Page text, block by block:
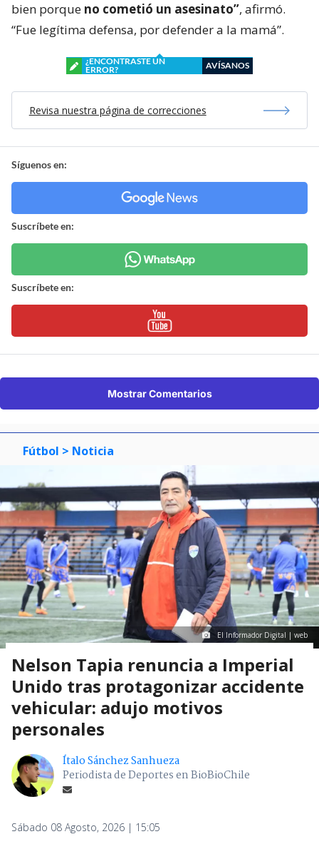
bien porque no cometió un asesinato”, afirmó.
“Fue legítima defensa, por defender a la mamá”.
¿ENCONTRASTE UN
ERROR?
AVÍSANOS
Revisa nuestra página de correcciones
Síguenos en:
Suscríbete en:
Suscríbete en:
Mostrar Comentarios
Fútbol > Noticia
El Informador Digital | web
Nelson Tapia renuncia a Imperial
Unido tras protagonizar accidente
vehicular: adujo motivos
personales
Ítalo Sánchez Sanhueza
Periodista de Deportes en BioBioChile
Sábado 08 Agosto, 2026 | 15:05